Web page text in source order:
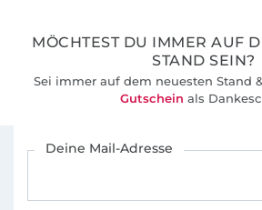
MÖCHTEST DU IMMER AUF
STAND SEIN?
Sei immer auf dem neuesten Stand
Gutschein als
Deine Mail-Adresse